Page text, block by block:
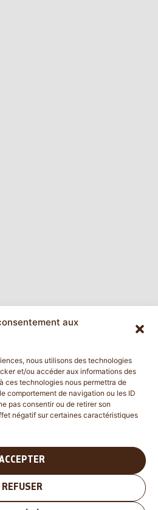
aux
nous utilisons des technologies
et/ou accéder aux informations des
ces technologies nous permettra de
comportement de navigation ou les ID
pas consentir ou de retirer son
négatif sur certaines caractéristiques
REFUSER
avis)